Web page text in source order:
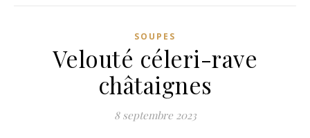
SOUPES
Velouté céleri-rave
châtaignes
8 septembre 2023